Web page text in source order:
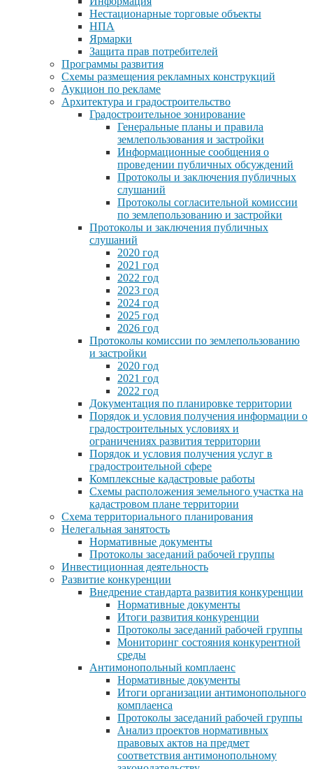
Нестационарные торговые объекты
НПА
Ярмарки
Защита прав потребителей
Программы развития
Схемы размещения рекламных конструкций
Аукцион по рекламе
Архитектура и градостроительство
Градостроительное зонирование
Генеральные планы и правила
землепользования и застройки
Информационные сообщения о
проведении публичных обсуждений
Протоколы и заключения публичных
слушаний
Протоколы согласительной комиссии
по землепользованию и застройки
Протоколы и заключения публичных
слушаний
2020 год
2021 год
2022 год
2023 год
2024 год
2025 год
2026 год
Протоколы комиссии по землепользованию
и застройки
2020 год
2021 год
2022 год
Документация по планировке территории
Порядок и условия получения информации о
градостроительных условиях и
ограничениях развития территории
Порядок и условия получения услуг в
градостроительной сфере
Комплексные кадастровые работы
Схемы расположения земельного участка на
кадастровом плане территории
Схема территориального планирования
Нелегальная занятость
Нормативные документы
Протоколы заседаний рабочей группы
Инвестиционная деятельность
Развитие конкуренции
Внедрение стандарта развития конкуренции
Нормативные документы
Итоги развития конкуренции
Протоколы заседаний рабочей группы
Мониторинг состояния конкурентной
среды
Антимонопольный комплаенс
Нормативные документы
Итоги организации антимонопольного
комплаенса
Протоколы заседаний рабочей группы
Анализ проектов нормативных
правовых актов на предмет
соответствия антимонопольному